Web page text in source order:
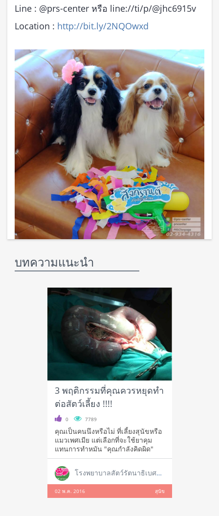
Line : @prs-center หรือ line://ti/p/@jhc6915v
Location : http://bit.ly/2NQOwxd
บทความแนะนำ
3 พฤติกรรมที่คุณควรหยุดทำ
ต่อสัตว์เลี้ยง !!!!
0 7789
คุณเป็นคนนึงหรือไม่ ที่เลี้ยงสุนัขหรือ
แมวเพศเมีย แต่เลือกที่จะใช้ยาคุม
แทนการทำหมัน "คุณกำลังคิดผิด"
โรงพยาบาลสัตว์รัตนาธิเบศร์ สาขาใหญ่ ราชพฤกษ์
02 พ.ค. 2016 สุนัข